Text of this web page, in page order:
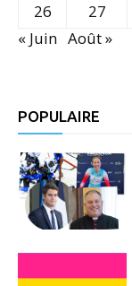
26
27
« Juin Août »
POPULAIRE